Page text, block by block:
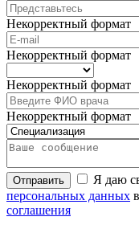
Некорректный формат
Некорректный формат
Некорректный формат
Некорректный формат
Отправить Я даю
персональных данных
соглашения